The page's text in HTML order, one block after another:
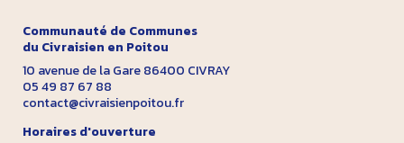
Communauté de Communes
du Civraisien en Poitou
10 avenue de la Gare 86400 CIVRAY
05 49 87 67 88
contact@civraisienpoitou.fr
Horaires d'ouverture